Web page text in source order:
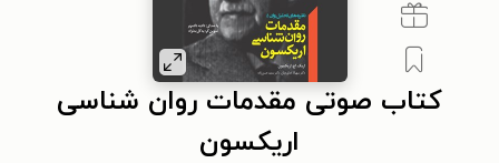
کتاب صوتی مقدمات روان شناسی
اریکسون